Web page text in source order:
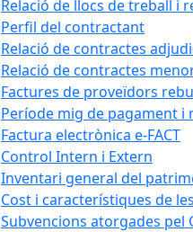
Relació de llocs de treball i
Perfil del contractant
Relació de contractes
Relació de contractes
Factures de proveïdors
Període mig de pagament i
Factura electrònica e-FACT
Control Intern i Extern
Inventari general del
Cost i característiques de
Subvencions atorgades pel